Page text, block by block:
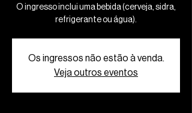
O ingresso inclui uma bebida (cerveja, sidra,
refrigerante ou água).
Os ingressos não estão à venda.
Veja outros eventos